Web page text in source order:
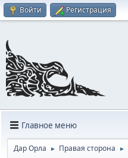
Войти Регистрация
Главное меню
Дар Орла ► Правая сторона ►